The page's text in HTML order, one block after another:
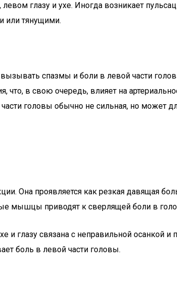
глазу и ухе. Иногда возникает
или тянущими.
спазмы и боли в левой части
что, в свою очередь, влияет на
головы обычно не сильная, но может
Она проявляется как резкая давящая
приводят к сверлящей боли в
и глазу связана с неправильной
боль в левой части головы.